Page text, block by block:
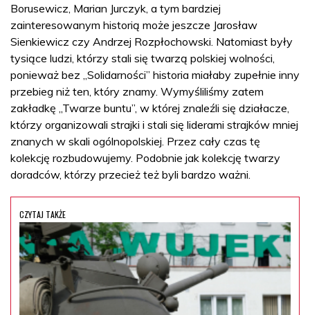
Borusewicz, Marian Jurczyk, a tym bardziej
zainteresowanym historią może jeszcze Jarosław
Sienkiewicz czy Andrzej Rozpłochowski. Natomiast były
tysiące ludzi, którzy stali się twarzą polskiej wolności,
ponieważ bez „Solidarności” historia miałaby zupełnie inny
przebieg niż ten, który znamy. Wymyśliliśmy zatem
zakładkę „Twarze buntu”, w której znaleźli się działacze,
którzy organizowali strajki i stali się liderami strajków mniej
znanych w skali ogólnopolskiej. Przez cały czas tę
kolekcję rozbudowujemy. Podobnie jak kolekcję twarzy
doradców, którzy przecież też byli bardzo ważni.
CZYTAJ TAKŻE